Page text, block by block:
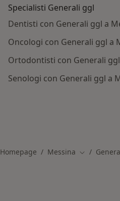
Specialisti Generali ggl
Dentisti con Generali ggl a
Oncologi con Generali ggl a
Ortodontisti con Generali
Senologi con Generali ggl a
Homepage Messina Cambia città